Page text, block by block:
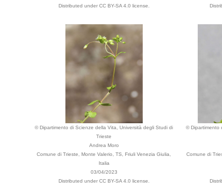
Distributed under CC BY-SA 4.0 license.
© Dipartimento di Scienze della Vita, Università degli Studi di
Trieste
Andrea Moro
Comune di Trieste, Monte Valerio, TS, Friuli Venezia Giulia,
Italia
03/04/2023
Distributed under CC BY-SA 4.0 license.
© Dipartimento
Comune di